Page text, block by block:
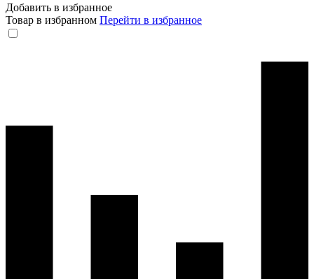
Добавить в избранное
Товар в избранном Перейти в избранное